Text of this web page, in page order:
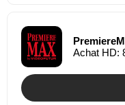
Achat HD: